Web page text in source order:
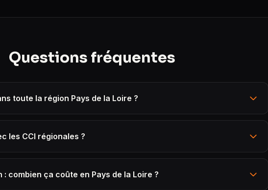
Questions fréquentes
toute la région Pays de la Loire ?
les CCI régionales ?
combien ça coûte en Pays de la Loire ?